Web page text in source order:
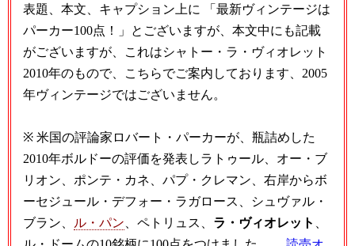
表題、本文、キャプション上に 「最新ヴィンテージは
パーカー100点！」とございますが、本文中にも記載
がございますが、これはシャトー・ラ・ヴィオレット
2010年のもので、こちらでご案内しております、2005
年ヴィンテージではございません。
※ 米国の評論家ロバート・パーカーが、瓶詰めした
2010年ボルドーの評価を発表しラトゥール、オー・ブ
リオン、ポンテ・カネ、パプ・クレマン、右岸からボ
ーセジュール・デフォー・ラガロース、シュヴァル・
ブラン、
ル・パン 、ペトリュス、 ラ・ヴィオレット